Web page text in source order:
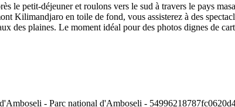
le petit-déjeuner et roulons vers le sud à travers le pays
Kilimandjaro en toile de fond, vous assisterez à des
des plaines. Le moment idéal pour des photos dignes de